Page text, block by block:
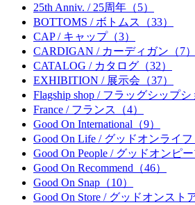
25th Anniv. / 25周年（5）
BOTTOMS / ボトムス（33）
CAP / キャップ（3）
CARDIGAN / カーディガン（7）
CATALOG / カタログ（32）
EXHIBITION / 展示会（37）
Flagship shop / フラッグシップシ
France / フランス（4）
Good On International（9）
Good On Life / グッドオンライフ
Good On People / グッドオンピー
Good On Recommend（46）
Good On Snap（10）
Good On Store / グッドオンスト